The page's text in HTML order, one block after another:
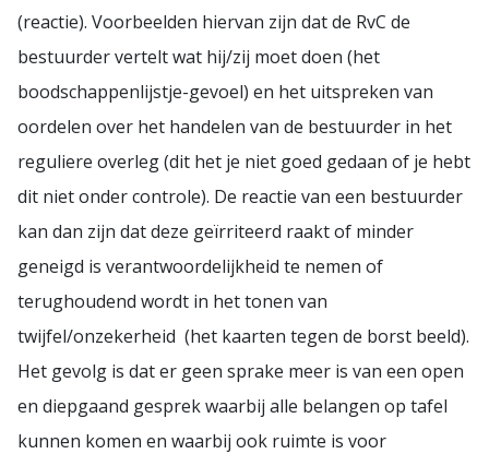
(reactie). Voorbeelden hiervan zijn dat de RvC de
bestuurder vertelt wat hij/zij moet doen (het
boodschappenlijstje-gevoel) en het uitspreken van
oordelen over het handelen van de bestuurder in het
reguliere overleg (dit het je niet goed gedaan of je hebt
dit niet onder controle). De reactie van een bestuurder
kan dan zijn dat deze geïrriteerd raakt of minder
geneigd is verantwoordelijkheid te nemen of
terughoudend wordt in het tonen van
twijfel/onzekerheid (het kaarten tegen de borst beeld).
Het gevolg is dat er geen sprake meer is van een open
en diepgaand gesprek waarbij alle belangen op tafel
kunnen komen en waarbij ook ruimte is voor